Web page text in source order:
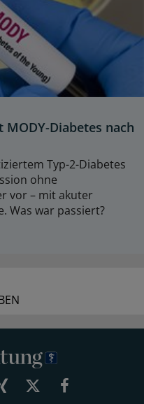
Diabetes nach
Typ-2-Diabetes
ohne
vor – mit akuter
Was war passiert?